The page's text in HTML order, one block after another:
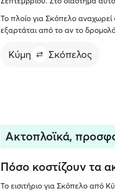
Το πλοίο για Σκόπελο αναχωρεί
εξαρτάται από το αν το
Κύμη Σκόπελος
Ακτοπλοϊκά,
Πόσο κοστίζουν τα
Το εισιτήριο για Σκόπελο από